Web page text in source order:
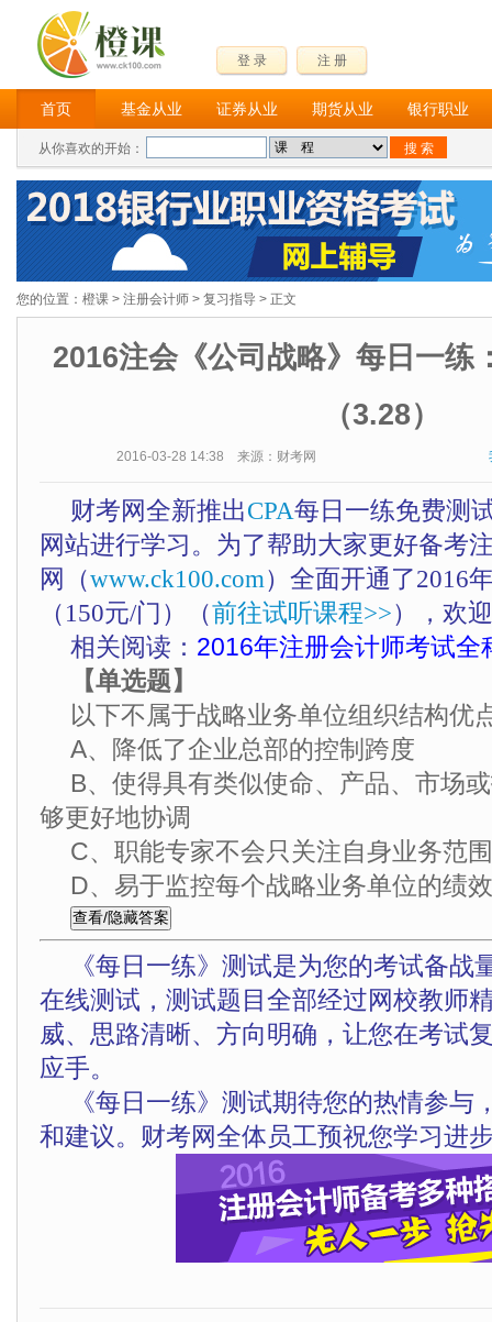
登 录 注 册
首页 基金从业 证券从业 期货从业 银行职业
从你喜欢的开始：
您的位置： 橙课 > 注册会计师 > 复习指导 > 正文
2016注会《公司战略》每日一练
（3.28）
2016-03-28 14:38 来源：财考网
财考网全新推出CPA每日一练免费测
网站进行学习。为了帮助大家更好备考
网（www.ck100.com）全面开通了2016
（150元/门）（前往试听课程>>），欢
相关阅读： 2016年注册会计师考试全
【单选题】
以下不属于战略业务单位组织结构
A、降低了企业总部的控制跨度
B、使得具有类似使命、产品、市场
够更好地协调
C、职能专家不会只关注自身业务范围
D、易于监控每个战略业务单位的绩效
《每日一练》测试是为您的考试备战
在线测试，测试题目全部经过网校教师
威、思路清晰、方向明确，让您在考试
应手。
《每日一练》测试期待您的热情参与
和建议。财考网全体员工预祝您学习进